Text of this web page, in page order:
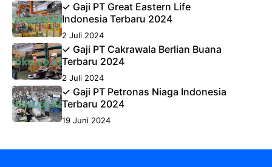
✓ Gaji PT Great Eastern Life
Indonesia Terbaru 2024
2 Juli 2024
✓ Gaji PT Cakrawala Berlian Buana
Terbaru 2024
2 Juli 2024
✓ Gaji PT Petronas Niaga Indonesia
Terbaru 2024
19 Juni 2024